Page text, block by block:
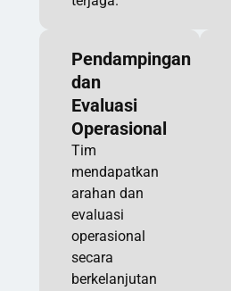
Pendampingan
dan
Evaluasi
Operasional
Tim
mendapatkan
arahan dan
evaluasi
operasional
secara
berkelanjutan